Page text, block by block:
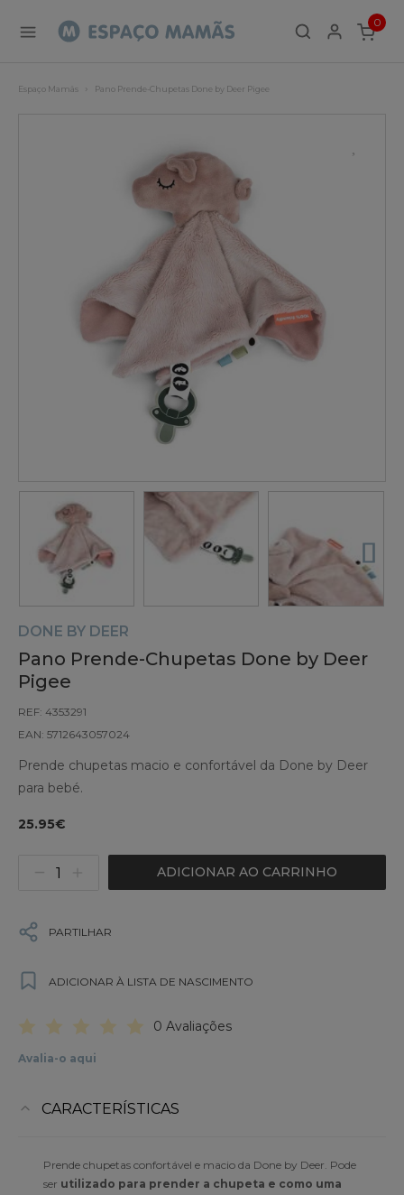
0
ITEMS
Espaço Mamãs Pano Prende-Chupetas Done by Deer Pigee
DONE BY DEER
Pano Prende-Chupetas Done by Deer
Pigee
REF: 4353291
EAN: 5712643057024
Prende chupetas macio e confortável da Done by Deer
para bebé.
25.95€
ADICIONAR AO CARRINHO
PARTILHAR
ADICIONAR À LISTA DE NASCIMENTO
0 Avaliações
Avalia-o aqui
CARACTERÍSTICAS
Prende chupetas confortável e macio da Done by Deer. Pode
ser utilizado para prender a chupeta e como uma